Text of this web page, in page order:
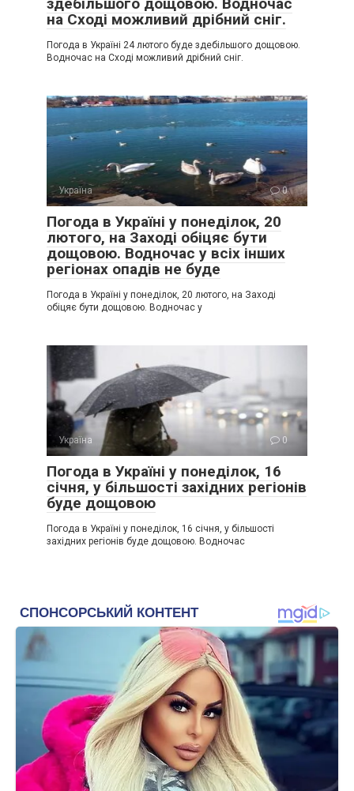
на Сході можливий дрібний сніг.
Погода в Україні 24 лютого буде здебільшого дощовою.
Водночас на Сході можливий дрібний сніг.
Україна 0
Погода в Україні у понеділок, 20
лютого, на Заході обіцяє бути
дощовою. Водночас у всіх інших
регіонах опадів не буде
Погода в Україні у понеділок, 20 лютого, на Заході
обіцяє бути дощовою. Водночас у
Україна 0
Погода в Україні у понеділок, 16
січня, у більшості західних регіонів
буде дощовою
Погода в Україні у понеділок, 16 січня, у більшості
західних регіонів буде дощовою. Водночас